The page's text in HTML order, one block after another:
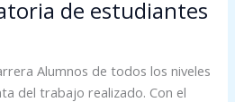
de estudiantes
Alumnos de todos los niveles
del trabajo realizado. Con el